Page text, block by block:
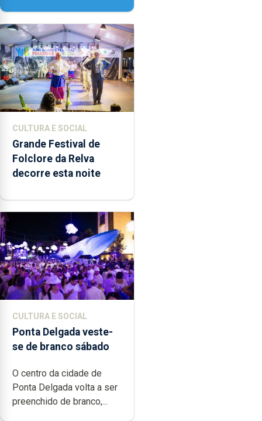
produzir uma música”
CULTURA E SOCIAL
Grande Festival de
Folclore da Relva
decorre esta noite
CULTURA E SOCIAL
Ponta Delgada veste-
se de branco sábado
O centro da cidade de
Ponta Delgada volta a ser
preenchido de branco,...